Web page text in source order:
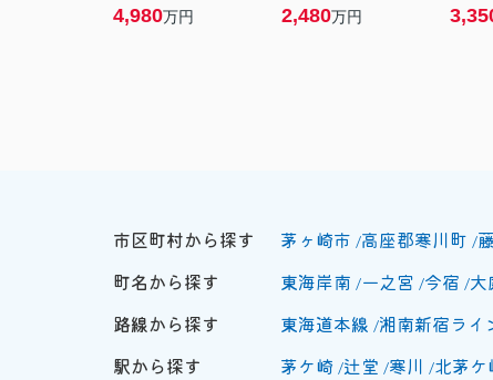
4,980万円 2,480万円
市区町村から探す 茅ヶ崎市 高座郡寒川町
町名から探す
東海岸南 一之宮 今宿 大
路線から探す
東海道本線 湘南新宿ライ
駅から探す
茅ケ崎 辻堂 寒川 北茅ケ